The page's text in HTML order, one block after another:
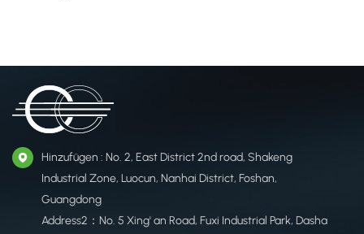
Hinzufügen : No. 2, East District 2nd road, Shakeng
Industrial Zone, Luocun, Nanhai District, Foshan,
Guangdong
Address2：No. 5 Xing' an Road, Fuxi Industrial Park, Dasha